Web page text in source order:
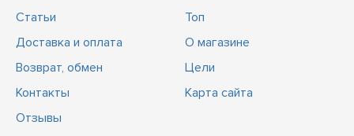
Статьи
Доставка и оплата
Возврат, обмен
Контакты
Отзывы
Топ
О магазине
Цели
Карта сайта